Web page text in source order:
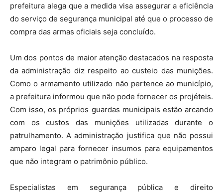
prefeitura alega que a medida visa assegurar a eficiência
do serviço de segurança municipal até que o processo de
compra das armas oficiais seja concluído.
Um dos pontos de maior atenção destacados na resposta
da administração diz respeito ao custeio das munições.
Como o armamento utilizado não pertence ao município,
a prefeitura informou que não pode fornecer os projéteis.
Com isso, os próprios guardas municipais estão arcando
com os custos das munições utilizadas durante o
patrulhamento. A administração justifica que não possui
amparo legal para fornecer insumos para equipamentos
que não integram o patrimônio público.
Especialistas em segurança pública e direito